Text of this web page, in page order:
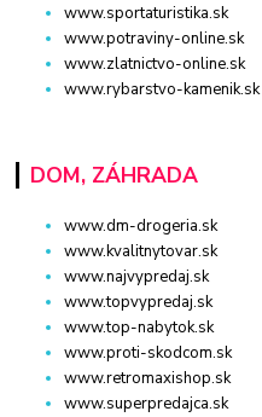
www.sportaturistika.sk
www.potraviny-online.sk
www.zlatnictvo-online.sk
www.rybarstvo-kamenik.sk
DOM, ZÁHRADA
www.dm-drogeria.sk
www.kvalitnytovar.sk
www.najvypredaj.sk
www.topvypredaj.sk
www.top-nabytok.sk
www.proti-skodcom.sk
www.retromaxishop.sk
www.superpredajca.sk